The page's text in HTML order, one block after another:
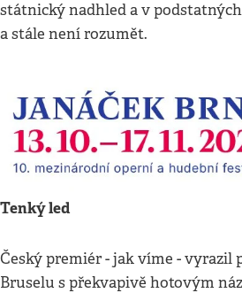
státnický nadhled a v
a stále není rozumět.
Tenký led
Český premiér - jak víme - vyrazil
Bruselu s překvapivě hotovým